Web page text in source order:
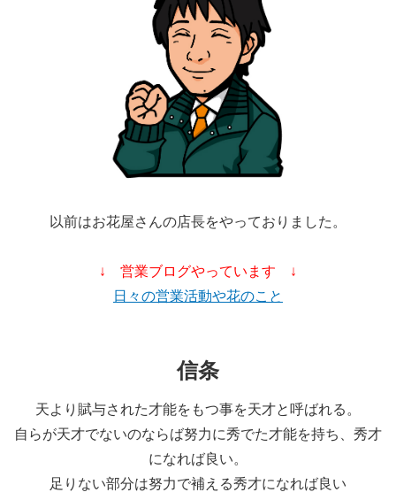
以前はお花屋さんの店長をやっておりました。
↓ 営業ブログやっています ↓
日々の営業活動や花のこと
信条
天より賦与された才能をもつ事を天才と呼ばれる。
自らが天才でないのならば努力に秀でた才能を持ち、秀才
になれば良い。
足りない部分は努力で補える秀才になれば良い